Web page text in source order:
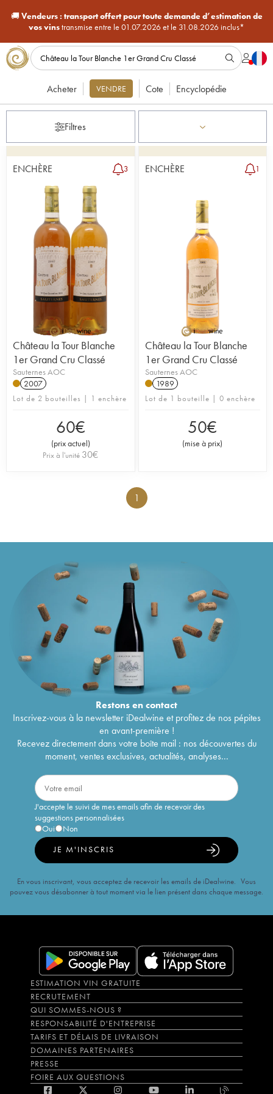
🚚Vendeurs : transport offert pour toute demande d’estimation de
vos vinstransmise entre le 01.07.2026 et le 31.08.2026 inclus*
Acheter VENDRE Cote Encyclopédie
Filtres
ENCHÈRE 3
Château la Tour Blanche
1er Grand Cru Classé
Sauternes AOC
2007
Lot de 2 bouteilles | 1 enchère
60€
(prix actuel)
Prix à l'unité 30€
ENCHÈRE 1
Château la Tour Blanche
1er Grand Cru Classé
Sauternes AOC
1989
Lot de 1 bouteille | 0 enchère
50€
(mise à prix)
1
Restons encontact
Inscrivez-vous à la newsletter iDealwine et profitez de nos pépites
en avant-première !
Recevez directement dans votre boîte mail : nos découvertes du
moment, ventes exclusives, actualités, analyses...
J'accepte le suivi de mes emails afin de recevoir des
suggestions personnalisées
Oui
Non
JE M'INSCRIS
En vous inscrivant, vous acceptez de recevoir les emails de iDealwine. Vous
pouvez vous désabonner à tout moment via le lien présent dans chaque message.
ESTIMATION VIN GRATUITE
RECRUTEMENT
QUI SOMMES-NOUS ?
RESPONSABILITÉ D'ENTREPRISE
TARIFS ET DÉLAIS DE LIVRAISON
DOMAINES PARTENAIRES
PRESSE
FOIRE AUX QUESTIONS